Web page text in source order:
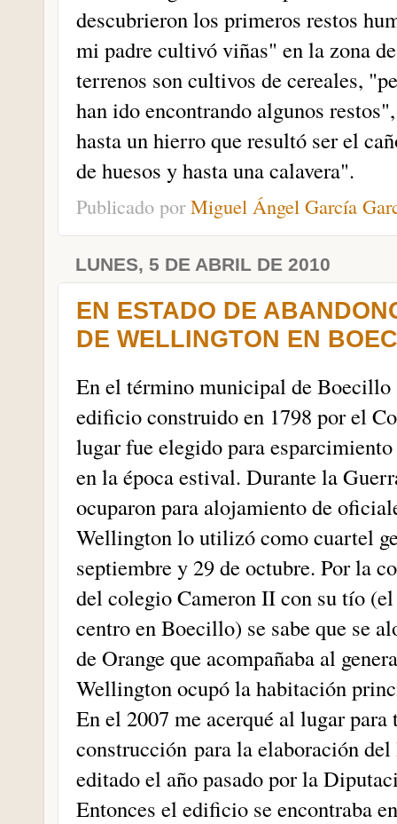
descubrieron los primeros restos
mi padre cultivó viñas" en la zona
terrenos son cultivos de cereales,
han ido encontrando algunos
hasta un hierro que resultó ser el
de huesos y hasta una calavera".
Publicado porMiguel Ángel García
LUNES, 5 DE ABRIL DE 2010
EN ESTADO DE
DE WELLINGTON EN
En el término municipal de
edificio construido en 1798 por el
lugar fue elegido para
en la época estival. Durante la
ocuparon para alojamiento de
Wellington lo utilizó como cuartel
septiembre y 29 de octubre. Por la
del colegio Cameron II con su tío
centro en Boecillo) se sabe que se
de Orange que acompañaba al
Wellington ocupó la habitación
En el 2007 me acerqué al lugar
construcción para la elaboración
editado el año pasado por la
Entonces el edificio se encontraba